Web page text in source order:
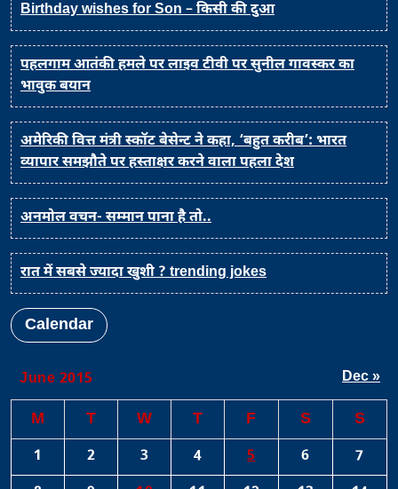
Birthday wishes for Son – किसी की दुआ
पहलगाम आतंकी हमले पर लाइव टीवी पर सुनील गावस्कर का
भावुक बयान
अमेरिकी वित्त मंत्री स्कॉट बेसेन्ट ने कहा, ‘बहुत करीब’: भारत
व्यापार समझौते पर हस्ताक्षर करने वाला पहला देश
अनमोल वचन- सम्मान पाना है तो..
रात में सबसे ज्यादा खुशी ? trending jokes
Calendar
June 2015
M T W T F S S
1 2 3 4 5 6
7
Dec »